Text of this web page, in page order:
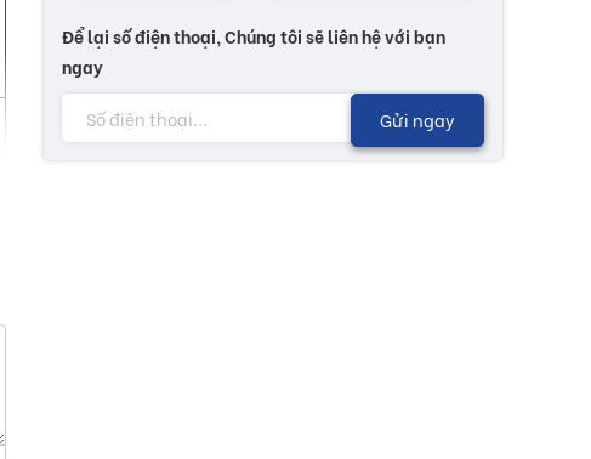
Để lại số điện thoại, Chúng tôi sẽ liên hệ với bạn
ngay
Gửi ngay